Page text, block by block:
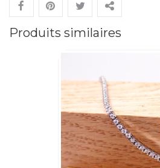
Produits similaires